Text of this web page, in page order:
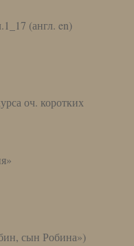
(англ. en)
оч. коротких
сын Робина»)